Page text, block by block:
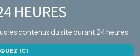
HEURES
les contenus du site durant 24 heures
ICI